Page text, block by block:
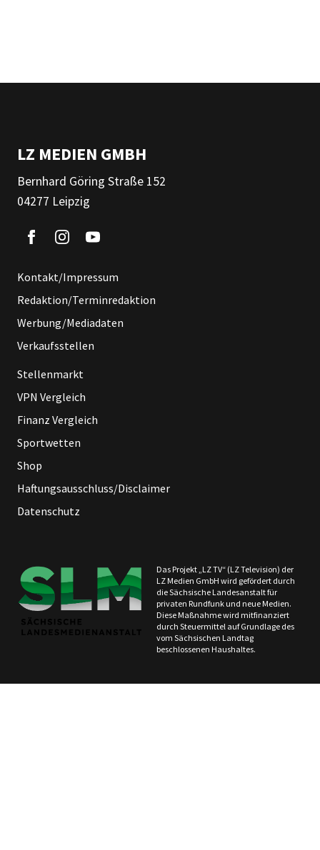
LZ MEDIEN GMBH
Bernhard Göring Straße 152
04277 Leipzig
Kontakt/Impressum
Redaktion/Terminredaktion
Werbung/Mediadaten
Verkaufsstellen
Stellenmarkt
VPN Vergleich
Finanz Vergleich
Sportwetten
Shop
Haftungsausschluss/Disclaimer
Datenschutz
Das Projekt „LZ TV“ (LZ Television) der
LZ Medien GmbH wird gefördert durch
die Sächsische Landesanstalt für
privaten Rundfunk und neue Medien.
Diese Maßnahme wird mitfinanziert
durch Steuermittel auf Grundlage des
vom Sächsischen Landtag
beschlossenen Haushaltes.